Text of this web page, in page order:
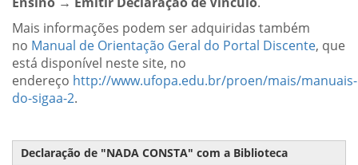
Mais informações podem ser adquiridas também
no Manual de Orientação Geral do Portal Discente, que
está disponível neste site, no
endereço http://www.ufopa.edu.br/proen/mais/manuais-
do-sigaa-2.
Declaração de "NADA CONSTA" com a Biblioteca